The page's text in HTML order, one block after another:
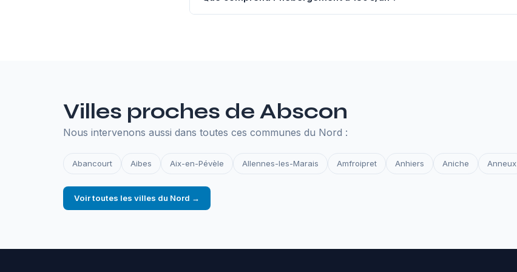
Villes proches de Abscon
Nous intervenons aussi dans toutes ces communes du Nord :
Abancourt Aibes Aix-en-Pévèle Allennes-les-Marais Amfroipret Anhiers Aniche Anneux
Voir toutes les villes du Nord →